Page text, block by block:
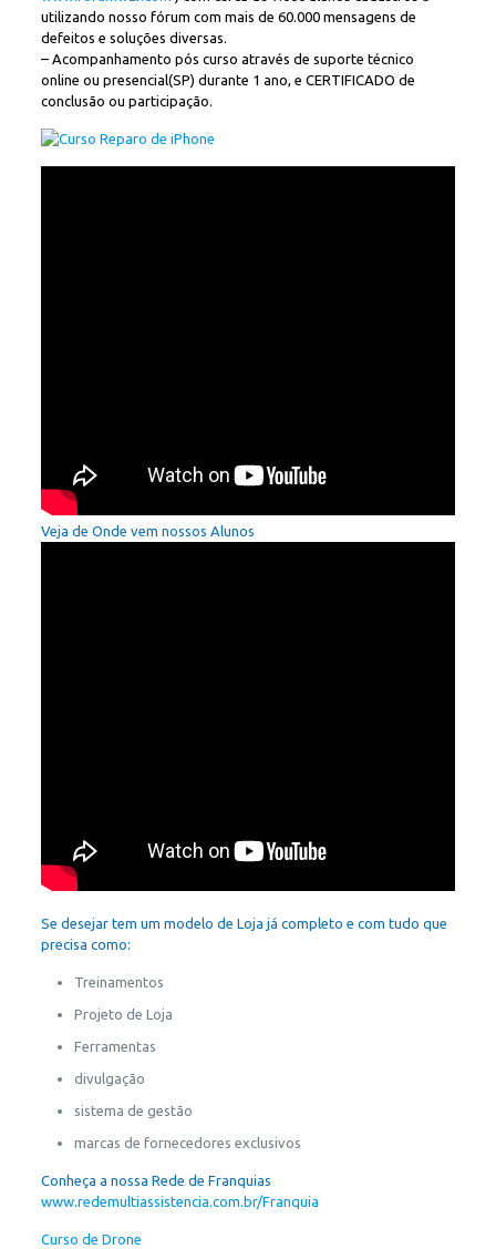
utilizando nosso fórum com mais de 60.000 mensagens de
defeitos e soluções diversas.
– Acompanhamento pós curso através de suporte técnico
online ou presencial(SP) durante 1 ano, e CERTIFICADO de
conclusão ou participação.
Veja de Onde vem nossos Alunos
Se desejar tem um modelo de Loja já completo e com tudo que
precisa como:
Treinamentos
Projeto de Loja
Ferramentas
divulgação
sistema de gestão
marcas de fornecedores exclusivos
Conheça a nossa Rede de Franquias
www.redemultiassistencia.com.br/Franquia
Curso de Drone